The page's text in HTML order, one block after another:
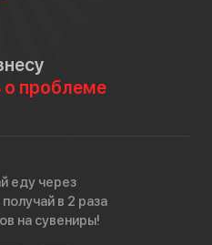
проблеме
еду через
в 2 раза
на сувениры!